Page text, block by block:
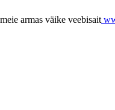
armas väike veebisait